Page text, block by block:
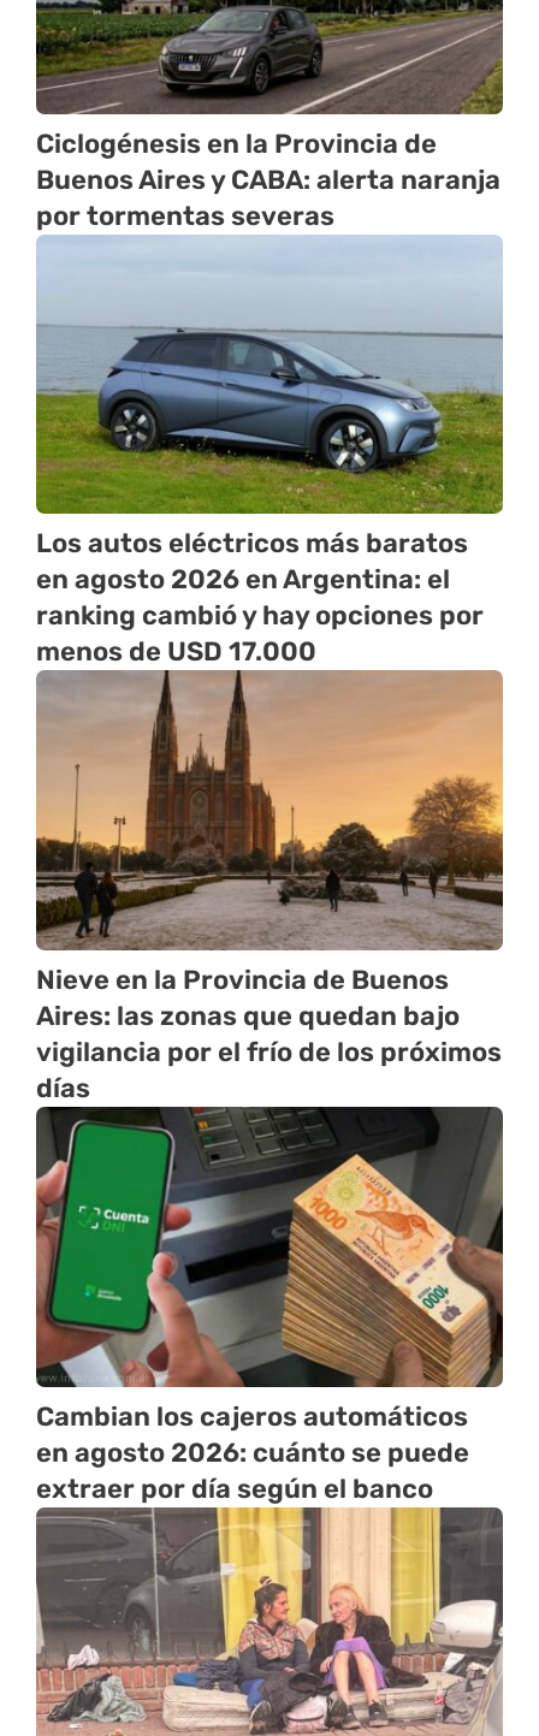
Ciclogénesis en la Provincia de
Buenos Aires y CABA: alerta naranja
por tormentas severas
Los autos eléctricos más baratos
en agosto 2026 en Argentina: el
ranking cambió y hay opciones por
menos de USD 17.000
Nieve en la Provincia de Buenos
Aires: las zonas que quedan bajo
vigilancia por el frío de los próximos
días
Cambian los cajeros automáticos
en agosto 2026: cuánto se puede
extraer por día según el banco